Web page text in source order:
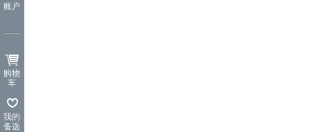
账户
购物
车
我的
备选